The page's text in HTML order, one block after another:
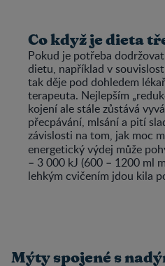
Co když je dieta
Pokud je potřeba
dietu, například v
tak děje pod dohledem
terapeuta. Nejlepším
kojení ale stále zůstává
přecpávání, mlsání a pití
závislosti na tom, jak moc
energetický výdej může
– 3 000 kJ (600 – 1200 ml
lehkým cvičením jdou kila
Mýty spojené s